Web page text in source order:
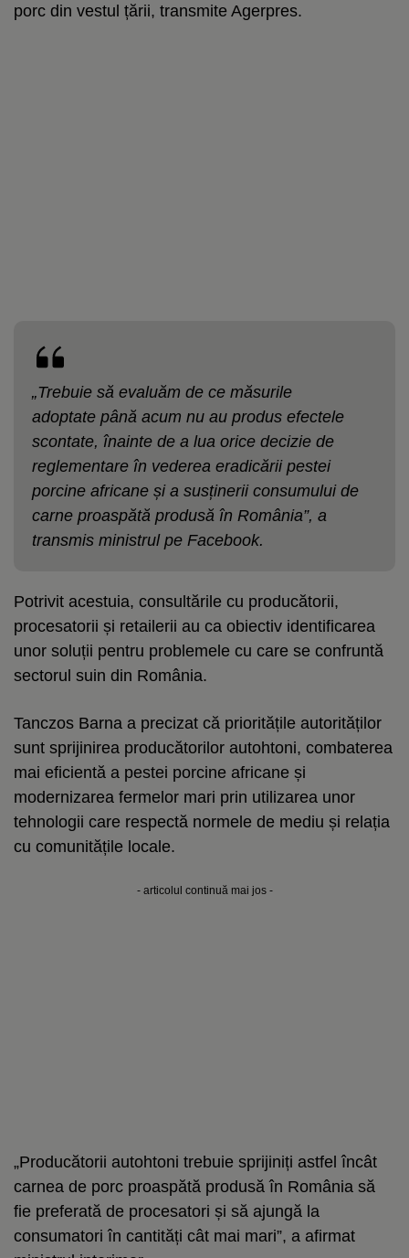
porc din vestul țării, transmite Agerpres.
„Trebuie să evaluăm de ce măsurile
adoptate până acum nu au produs efectele
scontate, înainte de a lua orice decizie de
reglementare în vederea eradicării pestei
porcine africane și a susținerii consumului de
carne proaspătă produsă în România”, a
transmis ministrul pe Facebook.
Potrivit acestuia, consultările cu producătorii,
procesatorii și retailerii au ca obiectiv identificarea
unor soluții pentru problemele cu care se confruntă
sectorul suin din România.
Tanczos Barna a precizat că prioritățile autorităților
sunt sprijinirea producătorilor autohtoni, combaterea
mai eficientă a pestei porcine africane și
modernizarea fermelor mari prin utilizarea unor
tehnologii care respectă normele de mediu și relația
cu comunitățile locale.
- articolul continuă mai jos -
„Producătorii autohtoni trebuie sprijiniți astfel încât
carnea de porc proaspătă produsă în România să
fie preferată de procesatori și să ajungă la
consumatori în cantități cât mai mari”, a afirmat